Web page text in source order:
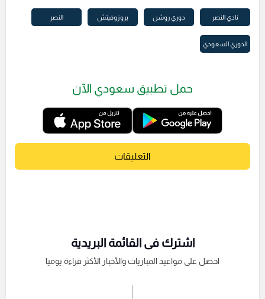
نادي النصر دوري روشن بروزوفيتش النصر
الدوري السعودي
حمل تطبيق سعودي الآن
التعليقات
اشترك فى القائمة البريدية
احصل على مواعيد المباريات والأخبار الأكثر قراءة يوميا